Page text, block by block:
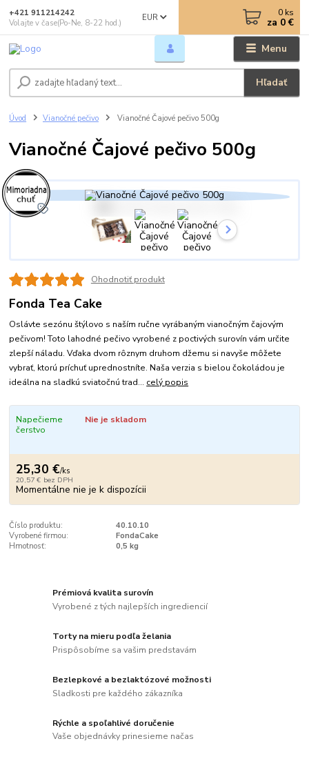
Menu
EUR
Hľadať
+421 911214242
Volajte v čase(Po-Ne, 8-22 hod.)
0 ks
za 0 €
Úvod Vianočné pečivo Vianočné Čajové pečivo 500g
Vianočné Čajové pečivo 500g
Ohodnotiť produkt
Fonda Tea Cake
Oslávte sezónu štýlovo s naším ručne vyrábaným vianočným čajovým
pečivom! Toto lahodné pečivo vyrobené z poctivých surovín vám určite
zlepší náladu. Vďaka dvom rôznym druhom džemu si navyše môžete
vybrať, ktorú príchuť uprednostníte. Naša verzia s bielou čokoládou je
ideálna na sladkú sviatočnú trad... celý popis
Napečieme
čerstvo
Nie je skladom
25,30 €/ks
20,57 € bez DPH
Momentálne nie je k dispozícii
Číslo produktu:
40.10.10
Vyrobené firmou:
FondaCake
Hmotnosť:
0,5 kg
Prémiová kvalita surovín
Vyrobené z tých najlepších ingrediencií
Torty na mieru podľa želania
Prispôsobíme sa vašim predstavám
Bezlepkové a bezlaktózové možnosti
Sladkosti pre každého zákazníka
Rýchle a spoľahlivé doručenie
Vaše objednávky prinesieme načas